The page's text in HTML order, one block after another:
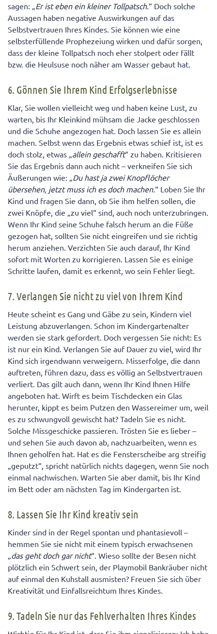
sagen: „Er ist eben ein kleiner Tollpatsch.“ Doch solche
Aussagen haben negative Auswirkungen auf das
Selbstvertrauen Ihres Kindes. Sie können wie eine
selbsterfüllende Prophezeiung wirken und dafür sorgen,
dass der kleine Tollpatsch noch eher stolpert oder fällt
bzw. die Heulsuse noch näher am Wasser gebaut hat.
6. Gönnen Sie Ihrem Kind Erfolgserlebnisse
Klar, Sie wollen vielleicht weg und haben keine Lust, zu
warten, bis Ihr Kleinkind mühsam die Jacke geschlossen
und die Schuhe angezogen hat. Doch lassen Sie es allein
machen. Selbst wenn das Ergebnis etwas schief ist, ist es
doch stolz, etwas „allein geschafft“ zu haben. Kritisieren
Sie das Ergebnis dann auch nicht – verkneifen Sie sich
Äußerungen wie: „Du hast ja zwei Knopflöcher
übersehen, jetzt muss ich es doch machen.“ Loben Sie Ihr
Kind und fragen Sie dann, ob Sie ihm helfen sollen, die
zwei Knöpfe, die „zu viel“ sind, auch noch unterzubringen.
Wenn Ihr Kind seine Schuhe falsch herum an die Füße
gezogen hat, sollten Sie nicht eingreifen und sie richtig
herum anziehen. Verzichten Sie auch darauf, Ihr Kind
sofort mit Worten zu korrigieren. Lassen Sie es einige
Schritte laufen, damit es erkennt, wo sein Fehler liegt.
7. Verlangen Sie nicht zu viel von Ihrem Kind
Heute scheint es Gang und Gäbe zu sein, Kindern viel
Leistung abzuverlangen. Schon im Kindergartenalter
werden sie stark gefordert. Doch vergessen Sie nicht: Es
ist nur ein Kind. Verlangen Sie auf Dauer zu viel, wird Ihr
Kind sich irgendwann verweigern. Misserfolge, die dann
auftreten, führen dazu, dass es völlig an Selbstvertrauen
verliert. Das gilt auch dann, wenn Ihr Kind Ihnen Hilfe
angeboten hat. Wirft es beim Tischdecken ein Glas
herunter, kippt es beim Putzen den Wassereimer um, weil
es zu schwungvoll gewischt hat? Tadeln Sie es nicht.
Solche Missgeschicke passieren. Trösten Sie es lieber –
und sehen Sie auch davon ab, nachzuarbeiten, wenn es
Ihnen geholfen hat. Hat es die Fensterscheibe arg streifig
„geputzt“, spricht natürlich nichts dagegen, wenn Sie noch
einmal nachwischen. Warten Sie aber damit, bis Ihr Kind
im Bett oder am nächsten Tag im Kindergarten ist.
8. Lassen Sie Ihr Kind kreativ sein
Kinder sind in der Regel spontan und phantasievoll –
hemmen Sie sie nicht mit einem typisch erwachsenen
„das geht doch gar nicht“. Wieso sollte der Besen nicht
plötzlich ein Schwert sein, der Playmobil Bankräuber nicht
auf einmal den Kuhstall ausmisten? Freuen Sie sich über
Kreativität und Einfallsreichtum Ihres Kindes.
9. Tadeln Sie nur das Fehlverhalten Ihres Kindes